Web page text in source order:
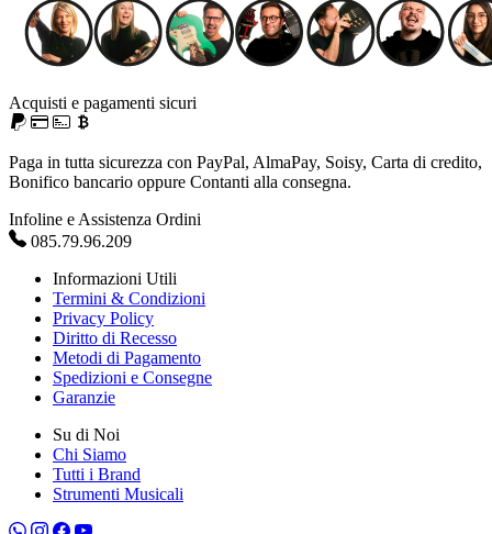
Acquisti e pagamenti sicuri
Paga in tutta sicurezza con PayPal, AlmaPay, Soisy, Carta di credito,
Bonifico bancario oppure Contanti alla consegna.
Infoline e Assistenza Ordini
085.79.96.209
Informazioni Utili
Termini & Condizioni
Privacy Policy
Diritto di Recesso
Metodi di Pagamento
Spedizioni e Consegne
Garanzie
Su di Noi
Chi Siamo
Tutti i Brand
Strumenti Musicali